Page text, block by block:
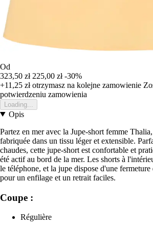
Od
323,50 zł 225,00 zł -30%
+11,25 złotrzymasz na kolejne zamowienie
potwierdzeniu zamowienia
Loading...
Opis
Partez en mer avec la Jupe-short femme
fabriquée dans un tissu léger et extensible.
chaudes, cette jupe-short est confortable et
été actif au bord de la mer. Les shorts à
le téléphone, et la jupe dispose d'une fermeture
pour un enfilage et un retrait faciles.
Coupe :
Régulière